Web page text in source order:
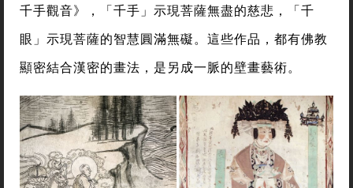
千手觀音》，「千手」示現菩薩無盡的慈悲，「千
眼」示現菩薩的智慧圓滿無礙。這些作品，都有佛教
顯密結合漢密的畫法，是另成一脈的壁畫藝術。